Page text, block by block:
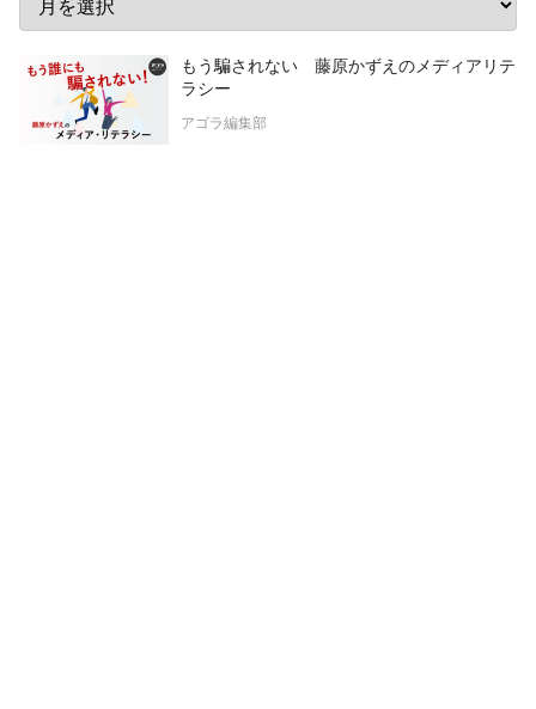
もう騙されない 藤原かずえのメディアリテ
ラシー
アゴラ編集部